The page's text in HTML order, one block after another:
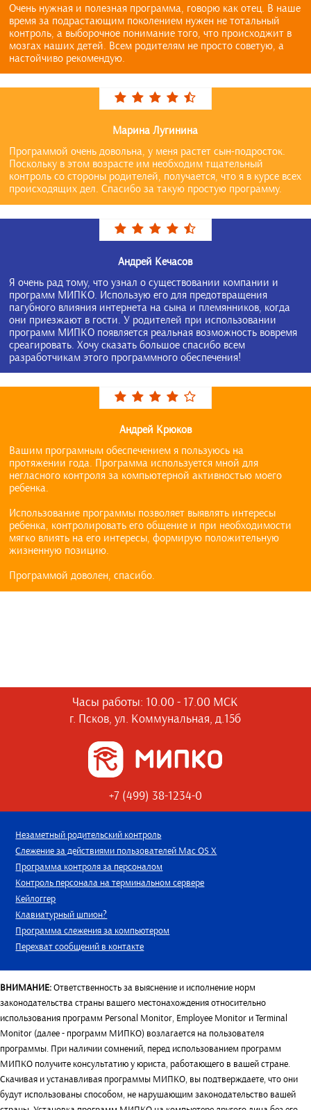
Очень нужная и полезная программа, говорю как отец. В наше
время за подрастающим поколением нужен не тотальный
контроль, а выборочное понимание того, что происходжит в
мозгах наших детей. Всем родителям не просто советую, а
настойчиво рекомендую.
Марина Лугинина
Программой очень довольна, у меня растет сын-подросток.
Поскольку в этом возрасте им необходим тщательный
контроль со стороны родителей, получается, что я в курсе всех
происходящих дел. Спасибо за такую простую программу.
Андрей Кечасов
Я очень рад тому, что узнал о существовании компании и
программ МИПКО. Использую его для предотвращения
пагубного влияния интернета на сына и племянников, когда
они приезжают в гости. У родителей при использовании
программ МИПКО появляется реальная возможность вовремя
среагировать. Хочу сказать большое спасибо всем
разработчикам этого программного обеспечения!
Андрей Крюков
Вашим програмным обеспечением я пользуюсь на
протяжении года. Программа используется мной для
негласного контроля за компьютерной активностью моего
ребенка.
Использование программы позволяет выявлять интересы
ребенка, контролировать его общение и при необходимости
мягко влиять на его интересы, формирую положительную
жизненную позицию.
Программой доволен, спасибо.
Часы работы: 10.00 - 17.00 МСК
г. Псков, ул. Коммунальная, д.15б
+7 (499) 38-1234-0
Незаметный родительский контроль
Слежение за действиями пользователей Mac OS X
Программа контроля за персоналом
Контроль персонала на терминальном сервере
Кейлоггер
Клавиатурный шпион?
Программа слежения за компьютером
Перехват сообщений в контакте
ВНИМАНИЕ:Ответственность за выяснение и исполнение норм
законодательства страны вашего местонахождения относительно
использования программ Personal Monitor, Employee Monitor и Terminal
Monitor (далее - программ МИПКО) возлагается на пользователя
программы. При наличии сомнений, перед использованием программ
МИПКО получите консультатию у юриста, работающего в вашей стране.
Скачивая и устанавливая программы МИПКО, вы подтверждаете, что они
будут использованы способом, не нарушающим законодательство вашей